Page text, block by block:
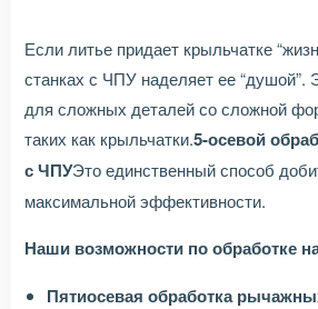
Если литье придает крыльчатке
станках с ЧПУ наделяет ее “душой”.
для сложных деталей со сложной
таких как крыльчатки.5-осевой
с ЧПУЭто единственный способ
максимальной эффективности.
Наши возможности по обработке
Пятиосевая обработка